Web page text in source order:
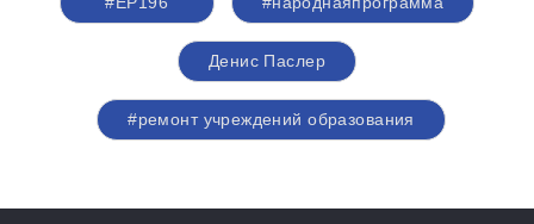
Денис Паслер
#ремонт учреждений образования